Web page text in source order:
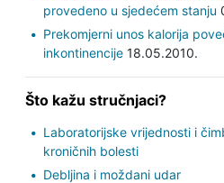
provedeno u sjedećem stanju
Prekomjerni unos kalorija
inkontinencije18.05.2010.
Što kažu stručnjaci?
Laboratorijske vrijednosti i
kroničnih bolesti
Debljina i moždani udar